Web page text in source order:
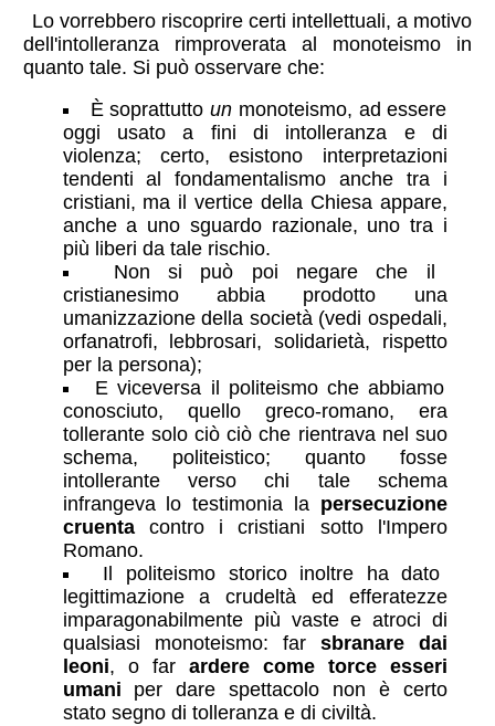
Lo vorrebbero riscoprire certi intellettuali, a motivo
dell'intolleranza rimproverata al monoteismo in
quanto tale. Si può osservare che:
È soprattuttoun monoteismo, ad essere
oggi usato a fini di intolleranza e di
violenza; certo, esistono interpretazioni
tendenti al fondamentalismo anche tra i
cristiani, ma il vertice della Chiesa appare,
anche a uno sguardo razionale, uno tra i
più liberi da tale rischio.
Non si può poi negare che il
cristianesimo abbia prodotto una
umanizzazione della società (vedi ospedali,
orfanatrofi, lebbrosari, solidarietà, rispetto
per la persona);
E viceversa il politeismo che abbiamo
conosciuto, quello greco-romano, era
tollerante solo ciò ciò che rientrava nel suo
schema, politeistico; quanto fosse
intollerante verso chi tale schema
infrangeva lo testimonia la persecuzione
cruentacontro i cristiani sotto l'Impero
Romano.
Il politeismo storico inoltre ha dato
legittimazione a crudeltà ed efferatezze
imparagonabilmente più vaste e atroci di
qualsiasi monoteismo: far sbranare dai
leoni, o far ardere come torce esseri
umani per dare spettacolo non è certo
stato segno di tolleranza e di civiltà.